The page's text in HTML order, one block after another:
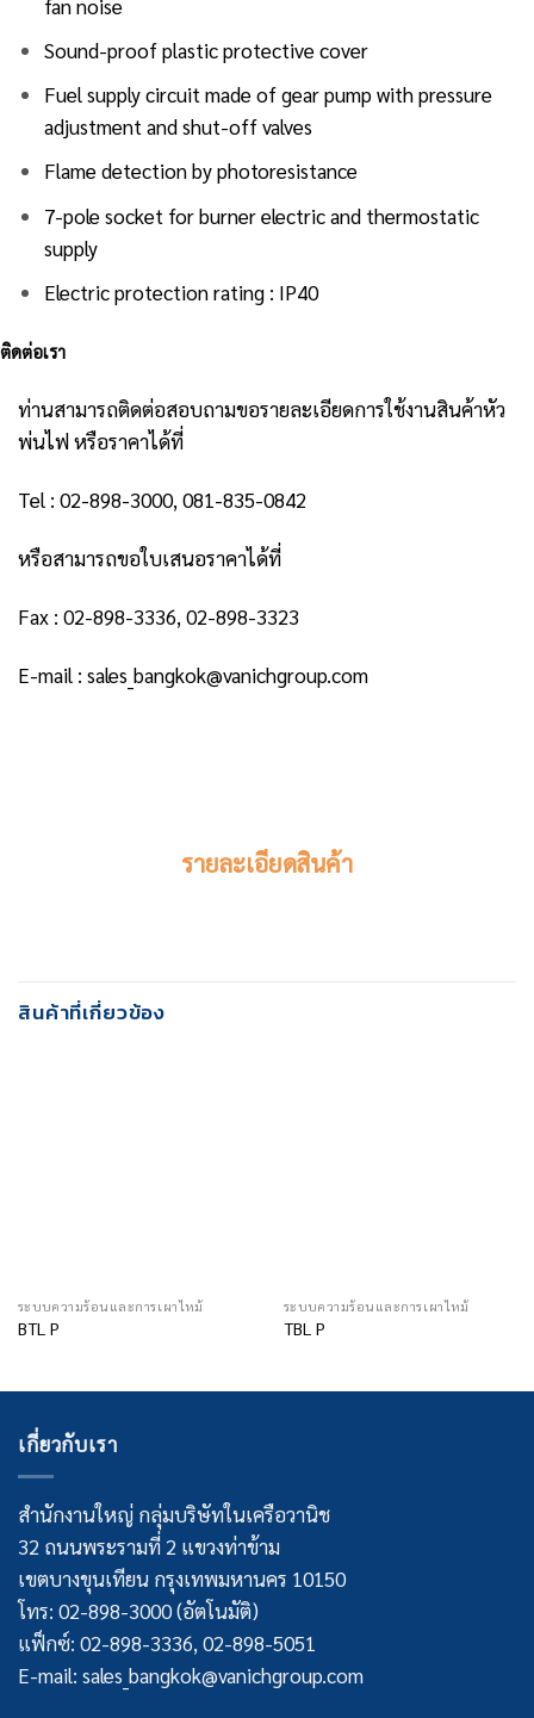
fan noise
Sound-proof plastic protective cover
Fuel supply circuit made of gear pump with pressure
adjustment and shut-off valves
Flame detection by photoresistance
7-pole socket for burner electric and thermostatic
supply
Electric protection rating : IP40
ติดต่อเรา
ท่านสามารถติดต่อสอบถามขอรายละเอียดการใช้งานสินค้าหัว
พ่นไฟ หรือราคาได้ที่
Tel : 02-898-3000, 081-835-0842
หรือสามารถขอใบเสนอราคาได้ที่
Fax : 02-898-3336, 02-898-3323
E-mail : sales_bangkok@vanichgroup.com
รายละเอียดสินค้า
สินค้าที่เกี่ยวข้อง
ระบบความร้อนและการเผาไหม้
BTL P
ระบบความร้อนและการเผาไหม้
TBL P
เกี่ยวกับเรา
สำนักงานใหญ่ กลุ่มบริษัทในเครือวานิช
32 ถนนพระรามที่ 2 แขวงท่าข้าม
เขตบางขุนเทียน กรุงเทพมหานคร 10150
โทร: 02-898-3000 (อัตโนมัติ)
แฟ็กซ์: 02-898-3336, 02-898-5051
E-mail: sales_bangkok@vanichgroup.com